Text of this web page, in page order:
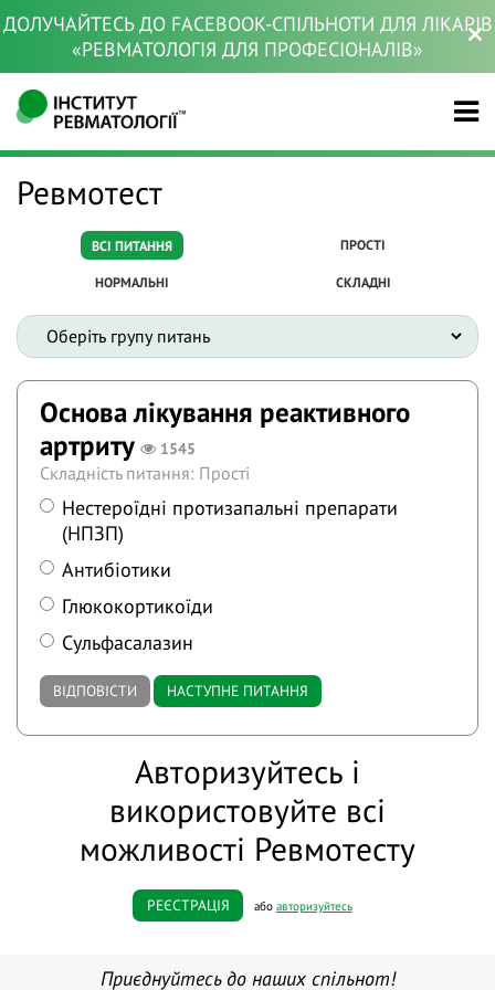
ДОЛУЧАЙТЕСЬ ДО FACEBOOK-СПІЛЬНОТИ ДЛЯ ЛІКАРІВ
«РЕВМАТОЛОГІЯ ДЛЯ ПРОФЕСІОНАЛІВ»
Ревмотест
ВСІ ПИТАННЯ ПРОСТІ
НОРМАЛЬНІ СКЛАДНІ
Основа лікування реактивного
артриту
1545
Складність питання: Прості
Нестероїдні протизапальні препарати
(НПЗП)
Антибіотики
Глюкокортикоїди
Сульфасалазин
ВІДПОВІСТИ НАСТУПНЕ ПИТАННЯ
Авторизуйтесь і
використовуйте всі
можливості Ревмотесту
РЕЄСТРАЦІЯ або авторизуйтесь
Приєднуйтесь до наших спільнот!